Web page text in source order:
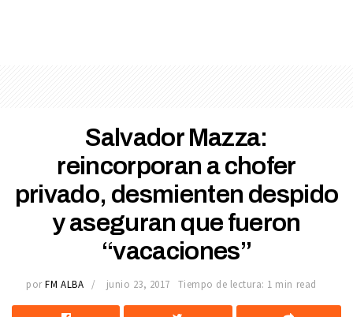
Salvador Mazza:
reincorporan a chofer
privado, desmienten despido
y aseguran que fueron
“vacaciones”
por FM ALBA junio 23, 2017 Tiempo de lectura: 1 min read